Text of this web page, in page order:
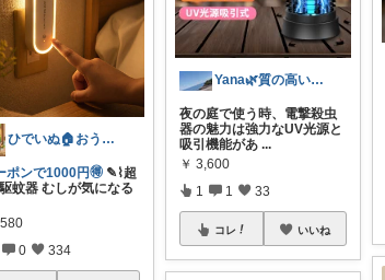
ひでいぬ🏠おうちをアイテムで快適！！
ポンで1000円🉐 ✎⌇超
蚊器 むしが気になる
0 334
Yana🌿質の高い暮らしのROOM
夜の庭で使う時、電撃殺虫
器の魅力は強力なUV光源と
吸引機能があ ...
￥ 3,600
1 1 33
コレ いいね